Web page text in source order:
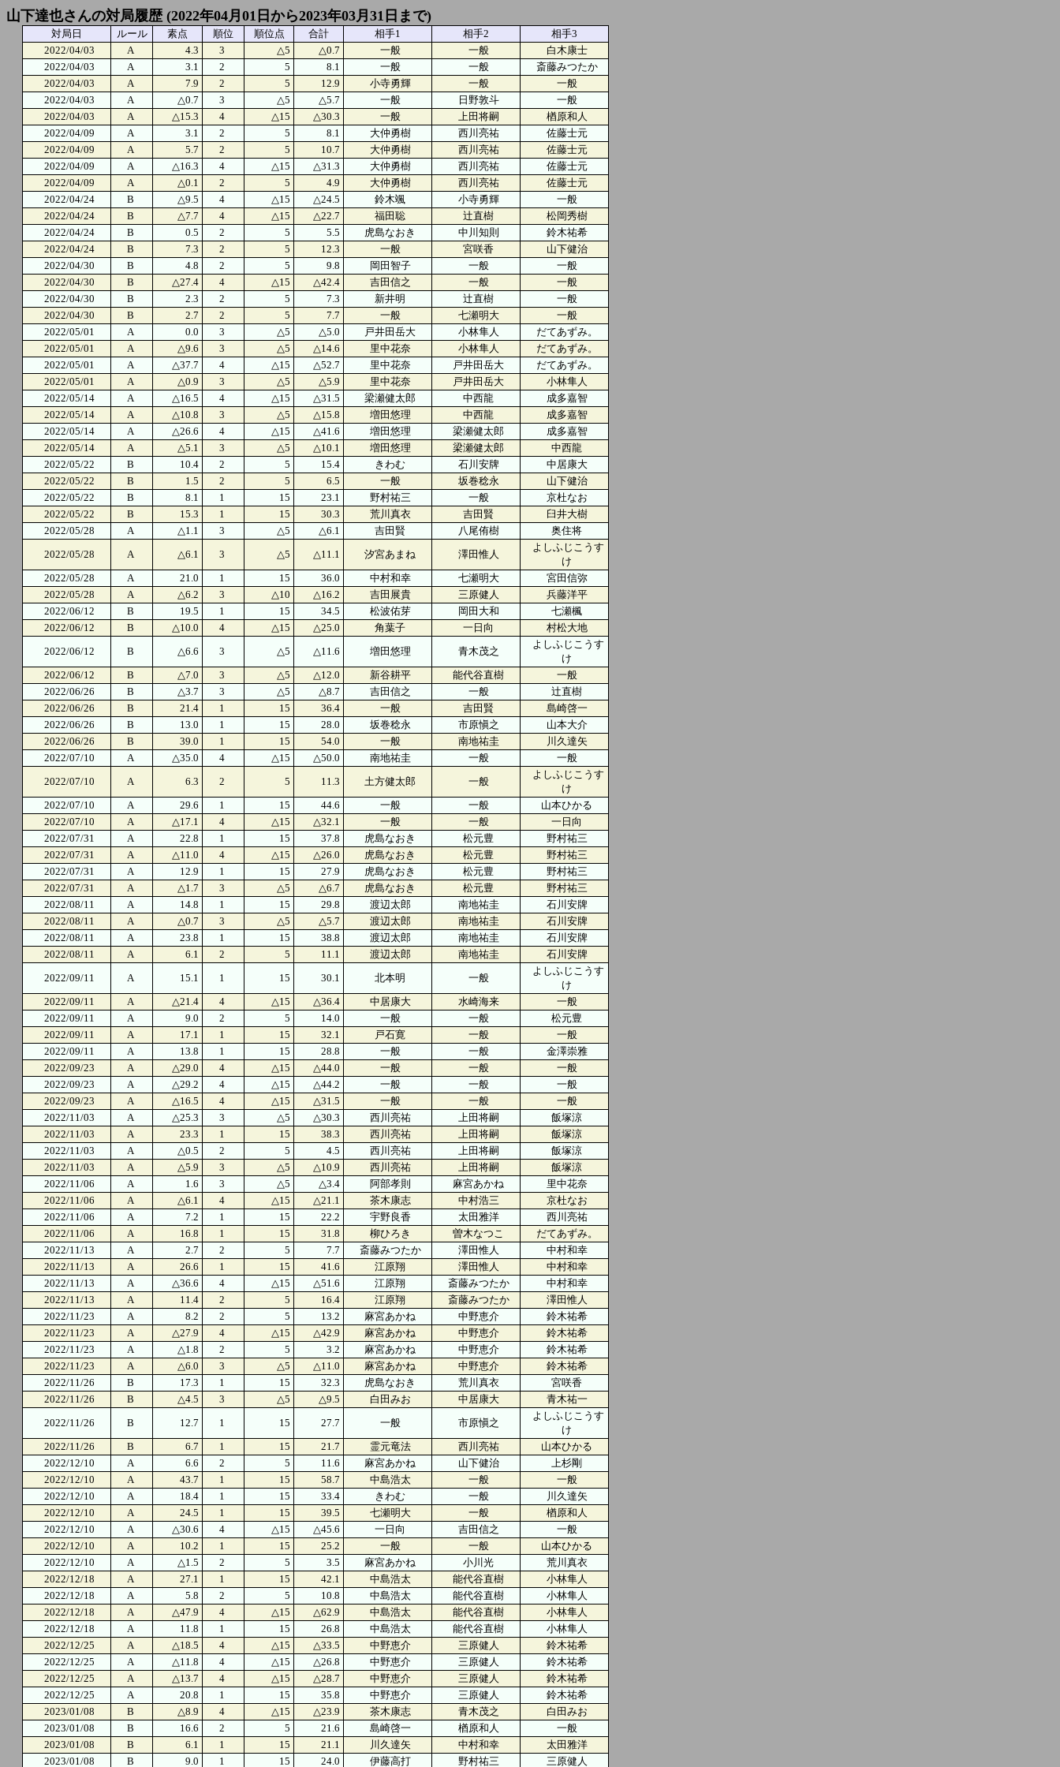
山下達也さんの対局履歴 (2022年04月01日から2023年03月31日まで)
対局日 ルール 素点 順位 順位点 合計 相手1 相手2
相手3
2022/04/03
A 4.3 3 △5 △0.7 一般 一般
白木康士
2022/04/03
A 3.1 2 5 8.1 一般 一般
斎藤みつたか
2022/04/03
A 7.9 2 5 12.9 小寺勇輝 一般
一般
2022/04/03
A △0.7 3 △5 △5.7 一般 日野敦斗
一般
2022/04/03
A △15.3 4 △15 △30.3 一般 上田将嗣
楢原和人
2022/04/09
A 3.1 2 5 8.1 大仲勇樹 西川亮祐
佐藤士元
2022/04/09
A 5.7 2 5 10.7 大仲勇樹 西川亮祐
佐藤士元
2022/04/09
A △16.3 4 △15 △31.3 大仲勇樹 西川亮祐
佐藤士元
2022/04/09
A △0.1 2 5 4.9 大仲勇樹 西川亮祐
佐藤士元
2022/04/24
B △9.5 4 △15 △24.5 鈴木颯 小寺勇輝
一般
2022/04/24
B △7.7 4 △15 △22.7 福田聡 辻直樹
松岡秀樹
2022/04/24
B 0.5 2 5 5.5 虎島なおき 中川知則
鈴木祐希
2022/04/24
B 7.3 2 5 12.3 一般 宮咲香
山下健治
2022/04/30
B 4.8 2 5 9.8 岡田智子 一般
一般
2022/04/30
B △27.4 4 △15 △42.4 吉田信之 一般
一般
2022/04/30
B 2.3 2 5 7.3 新井明 辻直樹
一般
2022/04/30
B 2.7 2 5 7.7 一般 七瀬明大
一般
2022/05/01
A 0.0 3 △5 △5.0 戸井田岳大 小林隼人
だてあずみ。
2022/05/01
A △9.6 3 △5 △14.6 里中花奈 小林隼人
だてあずみ。
2022/05/01
A △37.7 4 △15 △52.7 里中花奈 戸井田岳大
だてあずみ。
2022/05/01
A △0.9 3 △5 △5.9 里中花奈 戸井田岳大
小林隼人
2022/05/14
A △16.5 4 △15 △31.5 梁瀬健太郎 中西龍
成多嘉智
2022/05/14
A △10.8 3 △5 △15.8 増田悠理 中西龍
成多嘉智
2022/05/14
A △26.6 4 △15 △41.6 増田悠理 梁瀬健太郎
成多嘉智
2022/05/14
A △5.1 3 △5 △10.1 増田悠理 梁瀬健太郎
中西龍
2022/05/22
B 10.4 2 5 15.4 きわむ 石川安牌
中居康大
2022/05/22
B 1.5 2 5 6.5 一般 坂巻稔永
山下健治
2022/05/22
B 8.1 1 15 23.1 野村祐三 一般
京杜なお
2022/05/22
B 15.3 1 15 30.3 荒川真衣 吉田賢
臼井大樹
2022/05/28
A △1.1 3 △5 △6.1 吉田賢 八尾侑樹
奥住将
2022/05/28
A △6.1 3 △5 △11.1 汐宮あまね 澤田惟人
よしふじこうす
け
2022/05/28
A 21.0 1 15 36.0 中村和幸 七瀬明大
宮田信弥
2022/05/28
A △6.2 3 △10 △16.2 吉田展貴 三原健人
兵藤洋平
2022/06/12
B 19.5 1 15 34.5 松波佑芽 岡田大和
七瀬楓
2022/06/12
B △10.0 4 △15 △25.0 角葉子 一日向
村松大地
2022/06/12
B △6.6 3 △5 △11.6 増田悠理 青木茂之
よしふじこうす
け
2022/06/12
B △7.0 3 △5 △12.0 新谷耕平 能代谷直樹
一般
2022/06/26
B △3.7 3 △5 △8.7 吉田信之 一般
辻直樹
2022/06/26
B 21.4 1 15 36.4 一般 吉田賢
島崎啓一
2022/06/26
B 13.0 1 15 28.0 坂巻稔永 市原愼之
山本大介
2022/06/26
B 39.0 1 15 54.0 一般 南地祐圭
川久達矢
2022/07/10
A △35.0 4 △15 △50.0 南地祐圭 一般
一般
2022/07/10
A 6.3 2 5 11.3 土方健太郎 一般
よしふじこうす
け
2022/07/10
A 29.6 1 15 44.6 一般 一般
山本ひかる
2022/07/10
A △17.1 4 △15 △32.1 一般 一般
一日向
2022/07/31
A 22.8 1 15 37.8 虎島なおき 松元豊
野村祐三
2022/07/31
A △11.0 4 △15 △26.0 虎島なおき 松元豊
野村祐三
2022/07/31
A 12.9 1 15 27.9 虎島なおき 松元豊
野村祐三
2022/07/31
A △1.7 3 △5 △6.7 虎島なおき 松元豊
野村祐三
2022/08/11
A 14.8 1 15 29.8 渡辺太郎 南地祐圭
石川安牌
2022/08/11
A △0.7 3 △5 △5.7 渡辺太郎 南地祐圭
石川安牌
2022/08/11
A 23.8 1 15 38.8 渡辺太郎 南地祐圭
石川安牌
2022/08/11
A 6.1 2 5 11.1 渡辺太郎 南地祐圭
石川安牌
2022/09/11
A 15.1 1 15 30.1 北本明 一般
よしふじこうす
け
2022/09/11
A △21.4 4 △15 △36.4 中居康大 水崎海来
一般
2022/09/11
A 9.0 2 5 14.0 一般 一般
松元豊
2022/09/11
A 17.1 1 15 32.1 戸石寛 一般
一般
2022/09/11
A 13.8 1 15 28.8 一般 一般
金澤崇雅
2022/09/23
A △29.0 4 △15 △44.0 一般 一般
一般
2022/09/23
A △29.2 4 △15 △44.2 一般 一般
一般
2022/09/23
A △16.5 4 △15 △31.5 一般 一般
一般
2022/11/03
A △25.3 3 △5 △30.3 西川亮祐 上田将嗣
飯塚涼
2022/11/03
A 23.3 1 15 38.3 西川亮祐 上田将嗣
飯塚涼
2022/11/03
A △0.5 2 5 4.5 西川亮祐 上田将嗣
飯塚涼
2022/11/03
A △5.9 3 △5 △10.9 西川亮祐 上田将嗣
飯塚涼
2022/11/06
A 1.6 3 △5 △3.4 阿部孝則 麻宮あかね
里中花奈
2022/11/06
A △6.1 4 △15 △21.1 茶木康志 中村浩三
京杜なお
2022/11/06
A 7.2 1 15 22.2 宇野良香 太田雅洋
西川亮祐
2022/11/06
A 16.8 1 15 31.8 柳ひろき 曽木なつこ
だてあずみ。
2022/11/13
A 2.7 2 5 7.7 斎藤みつたか 澤田惟人
中村和幸
2022/11/13
A 26.6 1 15 41.6 江原翔 澤田惟人
中村和幸
2022/11/13
A △36.6 4 △15 △51.6 江原翔 斎藤みつたか
中村和幸
2022/11/13
A 11.4 2 5 16.4 江原翔 斎藤みつたか
澤田惟人
2022/11/23
A 8.2 2 5 13.2 麻宮あかね 中野恵介
鈴木祐希
2022/11/23
A △27.9 4 △15 △42.9 麻宮あかね 中野恵介
鈴木祐希
2022/11/23
A △1.8 2 5 3.2 麻宮あかね 中野恵介
鈴木祐希
2022/11/23
A △6.0 3 △5 △11.0 麻宮あかね 中野恵介
鈴木祐希
2022/11/26
B 17.3 1 15 32.3 虎島なおき 荒川真衣
宮咲香
2022/11/26
B △4.5 3 △5 △9.5 白田みお 中居康大
青木祐一
2022/11/26
B 12.7 1 15 27.7 一般 市原愼之
よしふじこうす
け
2022/11/26
B 6.7 1 15 21.7 霊元竜法 西川亮祐
山本ひかる
2022/12/10
A 6.6 2 5 11.6 麻宮あかね 山下健治
上杉剛
2022/12/10
A 43.7 1 15 58.7 中島浩太 一般
一般
2022/12/10
A 18.4 1 15 33.4 きわむ 一般
川久達矢
2022/12/10
A 24.5 1 15 39.5 七瀬明大 一般
楢原和人
2022/12/10
A △30.6 4 △15 △45.6 一日向 吉田信之
一般
2022/12/10
A 10.2 1 15 25.2 一般 一般
山本ひかる
2022/12/10
A △1.5 2 5 3.5 麻宮あかね 小川光
荒川真衣
2022/12/18
A 27.1 1 15 42.1 中島浩太 能代谷直樹
小林隼人
2022/12/18
A 5.8 2 5 10.8 中島浩太 能代谷直樹
小林隼人
2022/12/18
A △47.9 4 △15 △62.9 中島浩太 能代谷直樹
小林隼人
2022/12/18
A 11.8 1 15 26.8 中島浩太 能代谷直樹
小林隼人
2022/12/25
A △18.5 4 △15 △33.5 中野恵介 三原健人
鈴木祐希
2022/12/25
A △11.8 4 △15 △26.8 中野恵介 三原健人
鈴木祐希
2022/12/25
A △13.7 4 △15 △28.7 中野恵介 三原健人
鈴木祐希
2022/12/25
A 20.8 1 15 35.8 中野恵介 三原健人
鈴木祐希
2023/01/08
B △8.9 4 △15 △23.9 茶木康志 青木茂之
白田みお
2023/01/08
B 16.6 2 5 21.6 島崎啓一 楢原和人
一般
2023/01/08
B 6.1 1 15 21.1 川久達矢 中村和幸
太田雅洋
2023/01/08
B 9.0 1 15 24.0 伊藤高打 野村祐三 三原健人